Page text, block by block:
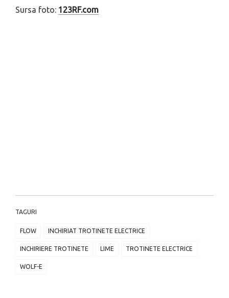
Sursa foto: 123RF.com
TAGURI
FLOW INCHIRIAT TROTINETE ELECTRICE
INCHIRIERE TROTINETE LIME TROTINETE ELECTRICE
WOLF-E